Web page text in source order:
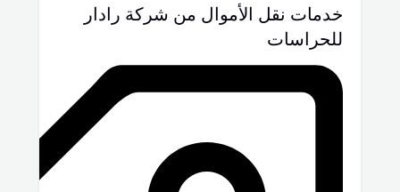
خدمات نقل الأموال من شركة رادار
للحراسات